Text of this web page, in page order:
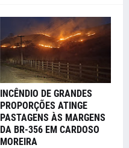
INCÊNDIO DE GRANDES
PROPORÇÕES ATINGE
PASTAGENS ÀS MARGENS
DA BR-356 EM CARDOSO
MOREIRA